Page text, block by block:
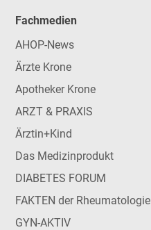
Fachmedien
AHOP-News
Ärzte Krone
Apotheker Krone
ARZT & PRAXIS
Ärztin+Kind
Das Medizinprodukt
DIABETES FORUM
FAKTEN der Rheumatologie
GYN-AKTIV